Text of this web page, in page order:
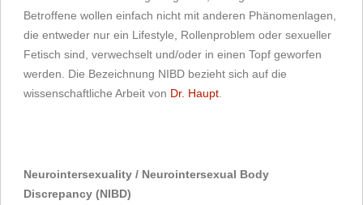
Betroffene wollen einfach nicht mit anderen Phänomenlagen,
die entweder nur ein Lifestyle, Rollenproblem oder sexueller
Fetisch sind, verwechselt und/oder in einen Topf geworfen
werden. Die Bezeichnung NIBD bezieht sich auf die
wissenschaftliche Arbeit von Dr. Haupt
Neurointersexuality / Neurointersexual Body
Discrepancy (NIBD)